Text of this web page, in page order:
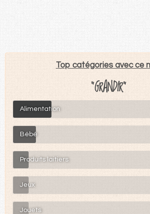
Top catégories avec ce
"GRANDIR"
Alimentation
Bébé
Produits laitiers
Jeux
Jouets